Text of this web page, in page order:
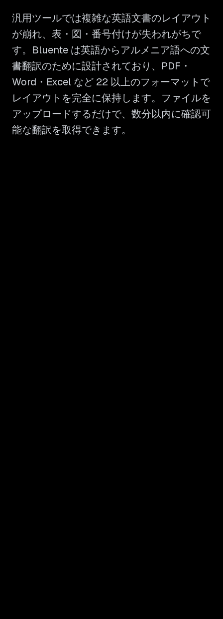
汎用ツールでは複雑な英語文書のレイアウト
が崩れ、表・図・番号付けが失われがちで
す。Bluente は英語からアルメニア語への文
書翻訳のために設計されており、PDF・
Word・Excel など 22 以上のフォーマットで
レイアウトを完全に保持します。ファイルを
アップロードするだけで、数分以内に確認可
能な翻訳を取得できます。